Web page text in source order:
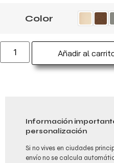
Color
Añadir al
Información
personalización
Si no vives en ciudades
envío no se calcula